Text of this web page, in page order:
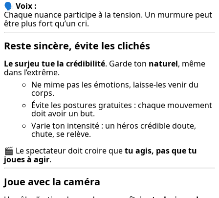
🗣️ Voix :
Chaque nuance participe à la tension. Un murmure peut
être plus fort qu’un cri.
Reste sincère, évite les clichés
Le surjeu tue la crédibilité. Garde ton naturel, même
dans l’extrême.
Ne mime pas les émotions, laisse-les venir du
corps.
Évite les postures gratuites : chaque mouvement
doit avoir un but.
Varie ton intensité : un héros crédible doute,
chute, se relève.
🎬 Le spectateur doit croire que tu agis, pas que tu
joues à agir.
Joue avec la caméra